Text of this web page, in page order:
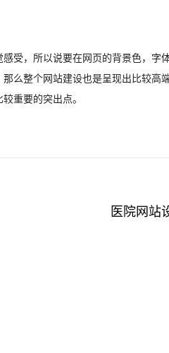
受，所以说要在网页的背景色，字
么整个网站建设也是呈现出比较高
重要的突出点。
医院网站